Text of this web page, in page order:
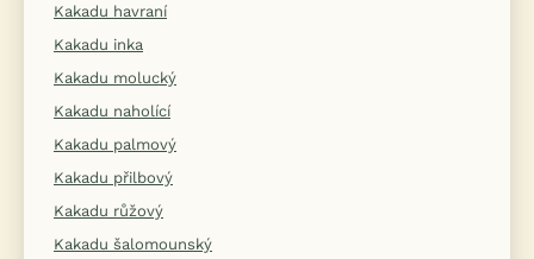
Kakadu havraní
Kakadu inka
Kakadu molucký
Kakadu naholící
Kakadu palmový
Kakadu přilbový
Kakadu růžový
Kakadu šalomounský